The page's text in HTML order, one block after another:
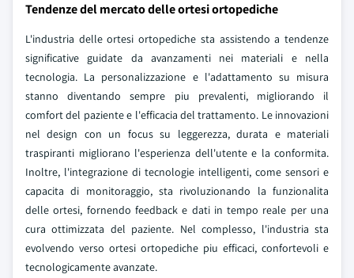
Tendenze del mercato delle ortesi ortopediche
L'industria delle ortesi ortopediche sta assistendo a tendenze
significative guidate da avanzamenti nei materiali e nella
tecnologia. La personalizzazione e l'adattamento su misura
stanno diventando sempre piu prevalenti, migliorando il
comfort del paziente e l'efficacia del trattamento. Le innovazioni
nel design con un focus su leggerezza, durata e materiali
traspiranti migliorano l'esperienza dell'utente e la conformita.
Inoltre, l'integrazione di tecnologie intelligenti, come sensori e
capacita di monitoraggio, sta rivoluzionando la funzionalita
delle ortesi, fornendo feedback e dati in tempo reale per una
cura ottimizzata del paziente. Nel complesso, l'industria sta
evolvendo verso ortesi ortopediche piu efficaci, confortevoli e
tecnologicamente avanzate.